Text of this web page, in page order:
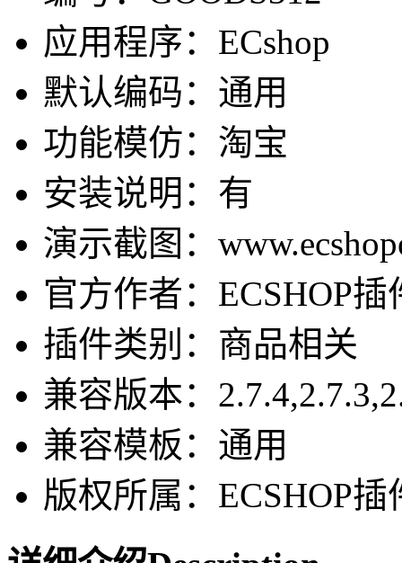
应用程序：ECshop
默认编码：通用
功能模仿：淘宝
安装说明：有
演示截图：
官方作者：ECSHOP插
插件类别：商品相关
兼容版本：
兼容模板：通用
版权所属：ECSHOP插